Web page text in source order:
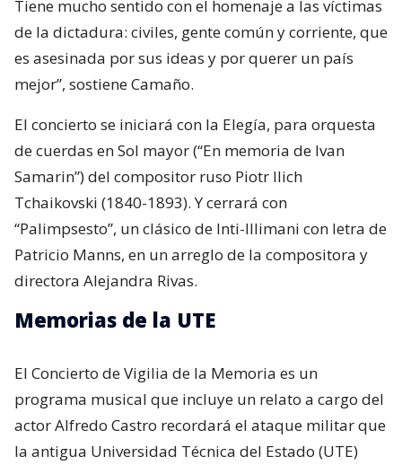
Tiene mucho sentido con el homenaje a las víctimas
de la dictadura: civiles, gente común y corriente, que
es asesinada por sus ideas y por querer un país
mejor”, sostiene Camaño.
El concierto se iniciará con la Elegía, para orquesta
de cuerdas en Sol mayor (“En memoria de Ivan
Samarin”) del compositor ruso Piotr Ilich
Tchaikovski (1840-1893). Y cerrará con
“Palimpsesto”, un clásico de Inti-Illimani con letra de
Patricio Manns, en un arreglo de la compositora y
directora Alejandra Rivas.
Memorias de la UTE
El Concierto de Vigilia de la Memoria es un
programa musical que incluye un relato a cargo del
actor Alfredo Castro recordará el ataque militar que
la antigua Universidad Técnica del Estado (UTE)